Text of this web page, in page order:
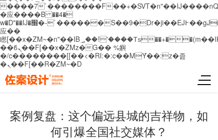
����7`��������F
�应����B ��4�
w�D"��IJ�׭�-`������S��9�Dr�ji��EJ߅��gJ�
应��
矁[��x�ZM~�n"��IB؃��!'����Тѕ��+��(m��IK�ʭ�/|
��ϐܢ��F[��x�ZMz�G�� %嬩
�/c��������[[��<�RI:�:c��MΎ��:z�졾
�ܢ��F[��R�ZM~�D
案例复盘：这个偏远县城的吉祥物，如
何引爆全国社交媒体？